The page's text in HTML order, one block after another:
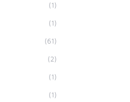
(1)
(1)
(61)
(2)
(1)
(1)